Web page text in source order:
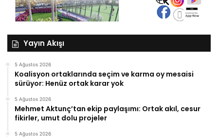
Yayın Akışı
5 Ağustos 2026
Koalisyon ortaklarında seçim ve karma oy mesaisi
sürüyor: Henüz ortak karar yok
5 Ağustos 2026
Mehmet Aktunç’tan ekip paylaşımı: Ortak akıl, cesur
fikirler, umut dolu projeler
5 Ağustos 2026